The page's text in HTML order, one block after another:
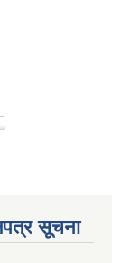
सूचना